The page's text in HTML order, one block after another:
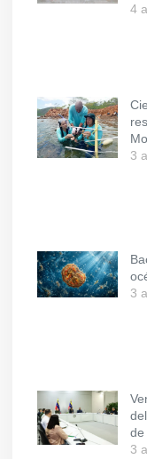
4
3
3
de
3